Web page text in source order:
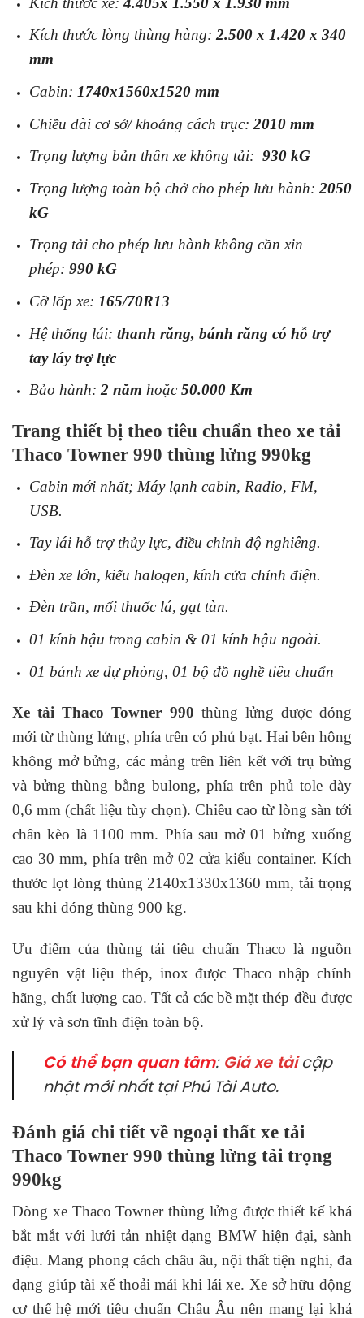
Kích thước lòng thùng hàng:2.500 x 1.420 x 340
mm
Cabin: 1740x1560x1520 mm
Chiều dài cơ sở/ khoảng cách trục: 2010 mm
Trọng lượng bản thân xe không tải: 930 kG
Trọng lượng toàn bộ chở cho phép lưu hành: 2050
kG
Trọng tải cho phép lưu hành không cần xin
phép: 990 kG
Cỡ lốp xe: 165/70R13
Hệ thống lái: thanh răng, bánh răng có hỗ trợ
tay láy trợ lực
Bảo hành:2 năm hoặc50.000 Km
Trang thiết bị theo tiêu chuẩn theo xe tải
Thaco Towner 990 thùng lửng 990kg
Cabin mới nhất; Máy lạnh cabin, Radio, FM,
USB.
Tay lái hỗ trợ thủy lực, điều chỉnh độ nghiêng.
Đèn xe lớn, kiểu halogen, kính cửa chỉnh điện.
Đèn trần, mối thuốc lá, gạt tàn.
01 kính hậu trong cabin & 01 kính hậu ngoài.
01 bánh xe dự phòng, 01 bộ đồ nghề tiêu chuẩn
Xe tải Thaco Towner 990 thùng lửng được đóng
mới từ thùng lửng, phía trên có phủ bạt. Hai bên hông
không mở bửng, các mảng trên liên kết với trụ bửng
và bửng thùng bằng bulong, phía trên phủ tole dày
0,6 mm (chất liệu tùy chọn). Chiều cao từ lòng sàn tới
chân kèo là 1100 mm. Phía sau mở 01 bửng xuống
cao 30 mm, phía trên mở 02 cửa kiểu container. Kích
thước lọt lòng thùng 2140x1330x1360 mm, tải trọng
sau khi đóng thùng 900 kg.
Ưu điểm của thùng tải tiêu chuẩn Thaco là nguồn
nguyên vật liệu thép, inox được Thaco nhập chính
hãng, chất lượng cao. Tất cả các bề mặt thép đều được
xử lý và sơn tĩnh điện toàn bộ.
Có thể bạn quan tâm: Giá xe tảicập
nhật mới nhất tại Phú Tài Auto.
Đánh giá chi tiết về ngoại thất xe tải
Thaco Towner 990 thùng lửng tải trọng
990kg
Dòng xe Thaco Towner thùng lửng được thiết kế khá
bắt mắt với lưới tản nhiệt dạng BMW hiện đại, sành
điệu. Mang phong cách châu âu, nội thất tiện nghi, đa
dạng giúp tài xế thoải mái khi lái xe. Xe sở hữu động
cơ thế hệ mới tiêu chuẩn Châu Âu nên mang lại khả